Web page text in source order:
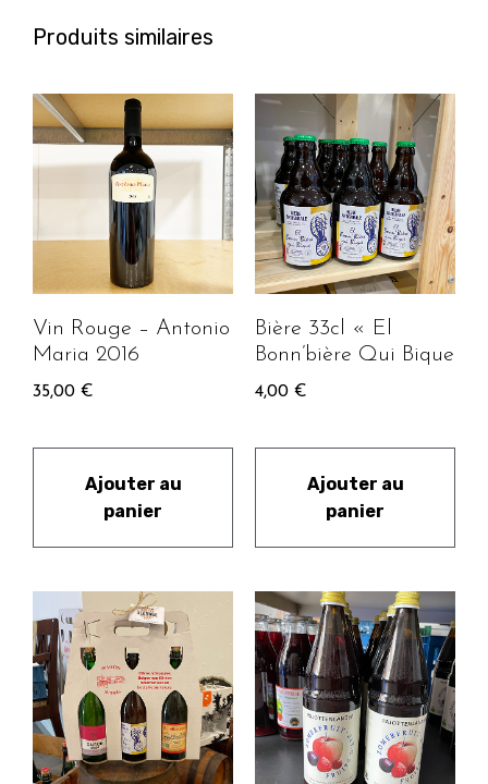
Produits similaires
Vin Rouge – Antonio
Maria 2016
35,00 €
Ajouter au
panier
Bière 33cl « El
Bonn’bière Qui Bique
4,00 €
Ajouter au
panier